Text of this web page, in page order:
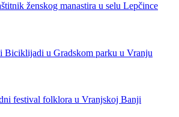
ženskog manastira u selu Lepčince
u Gradskom parku u Vranju
festival folklora u Vranjskoj Banji